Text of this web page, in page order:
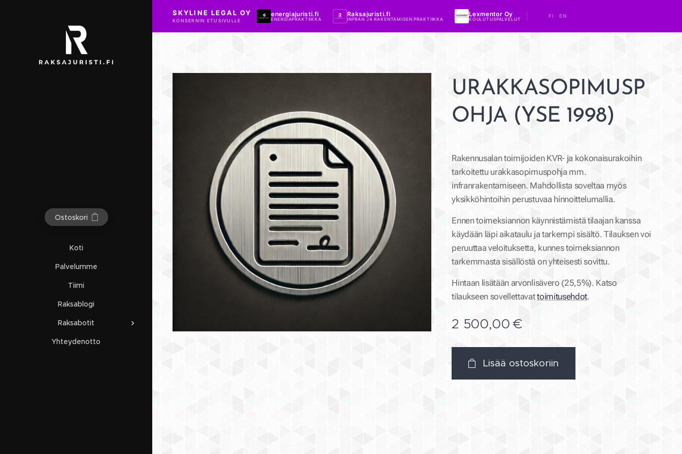
SKYLINE LEGAL OY
KONSERNIN ETUSIVULLE
energiajuristi.fi
ENERGIAPRAKTIIKKA
Raksajuristi.fi
INFRAN JA RAKENTAMISEN PRAKTIIKKA
Lexmentor Oy
KOULUTUSPALVELUT
FI EN
Ostoskori
Koti
Palvelumme
Tiimi
Raksablogi
Raksabotit
Yhteydenotto
URAKKASOPIMUSP
OHJA (YSE 1998)
Rakennusalan toimijoiden KVR- ja kokonaisurakoihin
tarkoitettu urakkasopimuspohja mm.
infranrakentamiseen. Mahdollista soveltaa myös
yksikköhintoihin perustuvaa hinnoittelumallia.
Ennen toimeksiannon käynnistämistä tilaajan kanssa
käydään läpi aikataulu ja tarkempi sisältö. Tilauksen voi
peruuttaa veloituksetta, kunnes toimeksiannon
tarkemmasta sisällöstä on yhteisesti sovittu.
Hintaan lisätään arvonlisävero (25,5%). Katso
tilaukseen sovellettavattoimitusehdot.
2 500,00 €
Lisää ostoskoriin